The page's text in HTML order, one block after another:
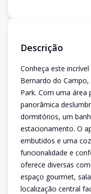
Descrição
Conheça este
Bernardo do
Park. Com uma área
panorâmica
dormitórios, um
estacionamento. O
embutidos e uma
funcionalidade e
oferece diversas
espaço gourmet,
localização central